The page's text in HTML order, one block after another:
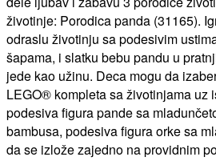
životinje: Porodica panda (31165).
odraslu životinju sa podesivim
šapama, i slatku bebu pandu u
jede kao užinu. Deca mogu da
LEGO® kompleta sa životinjama uz
podesiva figura pande sa
bambusa, podesiva figura orke sa
da se izlože zajedno na providnim